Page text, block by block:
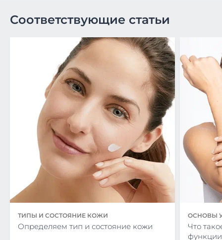
Баки Г., Александр К. С. Введение в косметические
https://www.gov.kz/uploads/2020/10/8/
(дата обращения 13.01.2022 г.).
Соответствующие статьи
ТИПЫ И СОСТОЯНИЕ КОЖИ
Определяем тип и состояние кожи
ОСНОВЫ
Что